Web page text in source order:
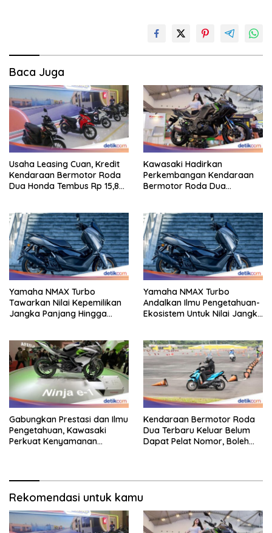
Baca Juga
Usaha Leasing Cuan, Kredit
Kendaraan Bermotor Roda
Dua Honda Tembus Rp 15,8
Kawasaki Hadirkan
Perkembangan Kendaraan
Bermotor Roda Dua
Yamaha NMAX Turbo
Tawarkan Nilai Kepemilikan
Jangka Panjang Hingga
Yamaha NMAX Turbo
Andalkan Ilmu Pengetahuan-
Ekosistem Untuk Nilai Jangka
Gabungkan Prestasi dan Ilmu
Pengetahuan, Kawasaki
Perkuat Kenyamanan
Kendaraan Bermotor Roda
Dua Terbaru Keluar Belum
Dapat Pelat Nomor, Boleh
Rekomendasi untuk kamu